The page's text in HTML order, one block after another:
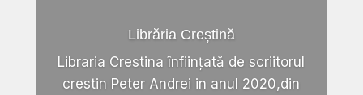
Librăria Creștină
Libraria Crestina înființată de scriitorul
crestin Peter Andrei in anul 2020,din